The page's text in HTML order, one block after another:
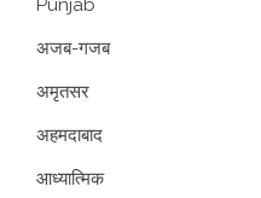
Punjab
अजब-गजब
अमृतसर
अहमदाबाद
आध्यात्मिक